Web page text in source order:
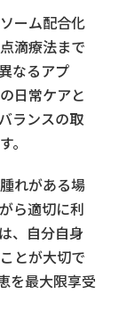
ーム配合化
滴療法まで
なるアプ
日常ケアと
ランスの取
。
れがある場
ら適切に利
、自分自身
とが大切で
を最大限享受